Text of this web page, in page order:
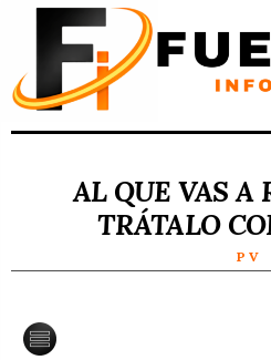
AL QUE VAS A
TRÁTALO
P V